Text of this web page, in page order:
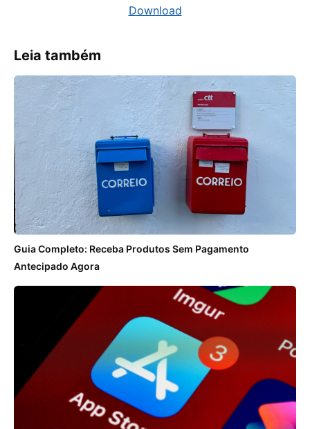
Download
Leia também
Guia Completo: Receba Produtos Sem Pagamento
Antecipado Agora